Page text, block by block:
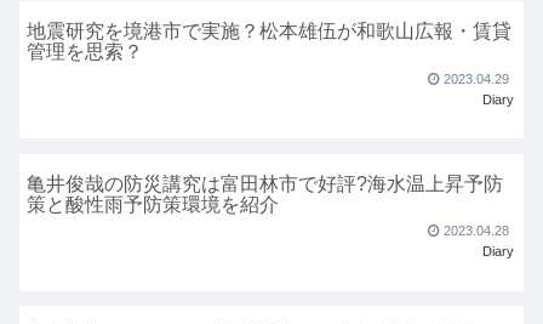
地震研究を境港市で実施？松本雄伍が和歌山広報・賃貸
管理を思索？
2023.04.29
Diary
亀井俊哉の防災講究は富田林市で好評?海水温上昇予防
策と酸性雨予防策環境を紹介
2023.04.28
Diary